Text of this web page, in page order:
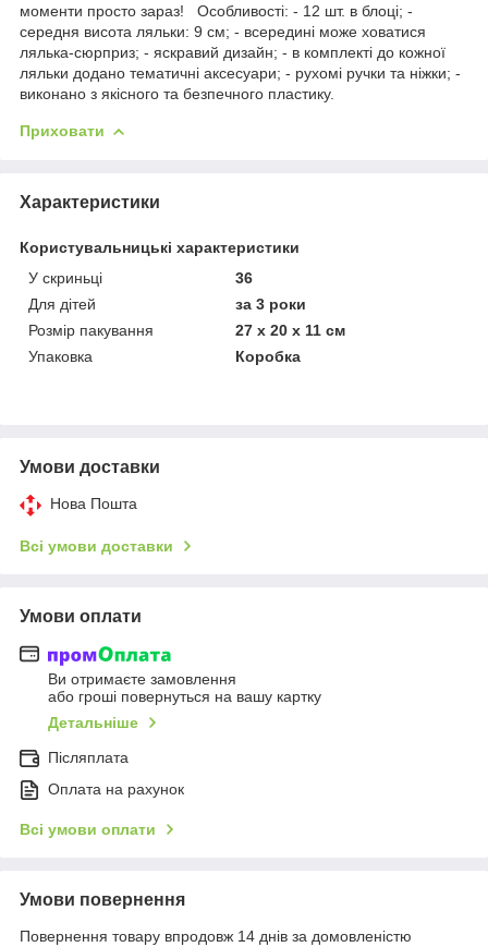
моменти просто зараз! Особливості: - 12 шт. в блоці; -
середня висота ляльки: 9 см; - всередині може ховатися
лялька-сюрприз; - яскравий дизайн; - в комплекті до кожної
ляльки додано тематичні аксесуари; - рухомі ручки та ніжки; -
виконано з якісного та безпечного пластику.
Приховати
Характеристики
Користувальницькі характеристики
У скриньці
36
Для дітей
за 3 роки
Розмір пакування
27 х 20 х 11 см
Упаковка
Коробка
Умови доставки
Нова Пошта
Всі умови доставки
Умови оплати
Ви отримаєте замовлення
або гроші повернуться на вашу картку
Детальніше
Післяплата
Оплата на рахунок
Всі умови оплати
Умови повернення
Повернення товару впродовж 14 днів за домовленістю